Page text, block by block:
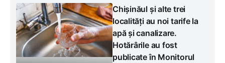
Chișinăul și alte trei
localități au noi tarife la
apă și canalizare.
Hotărârile au fost
publicate în Monitorul